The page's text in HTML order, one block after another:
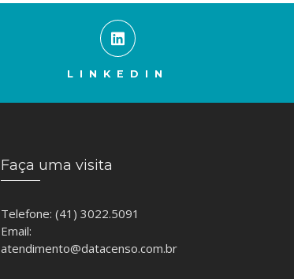
LINKEDIN
Faça uma visita
Telefone: (41) 3022.5091
Email:
atendimento@datacenso.com.br